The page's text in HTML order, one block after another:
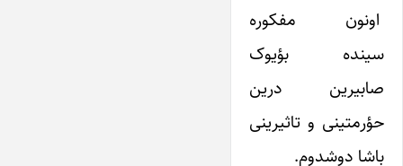
اونون مفکوره
سینده بؤیوک
صابیرین درین
حؤرمتینی و تاثیرینی
باشا دوشدوم.